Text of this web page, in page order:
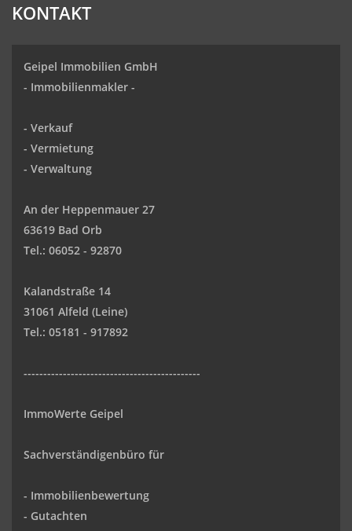
KONTAKT
Geipel Immobilien GmbH
- Immobilienmakler -
- Verkauf
- Vermietung
- Verwaltung
An der Heppenmauer 27
63619 Bad Orb
Tel.: 06052 - 92870
Kalandstraße 14
31061 Alfeld (Leine)
Tel.: 05181 - 917892
---------------------------------------------
ImmoWerte Geipel
Sachverständigenbüro für
- Immobilienbewertung
- Gutachten